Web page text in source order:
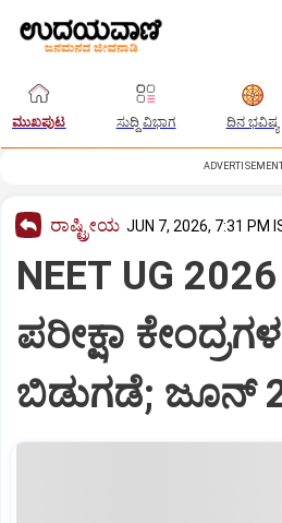
ಮುಖಪುಟ ಸುದ್ದಿ ವಿಭಾಗ ದಿನ ಭವಿಷ್ಯ
ರಾಷ್ಟ್ರೀಯ JUN 7, 2026, 7:31 PM
NEET UG
ಪರೀಕ್ಷಾ
ಬಿಡುಗಡೆ; ಜೂನ್